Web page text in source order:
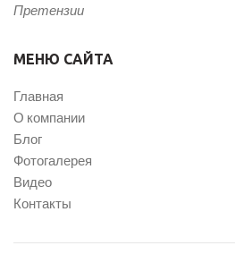
Претензии
МЕНЮ САЙТА
Главная
О компании
Блог
Фотогалерея
Видео
Контакты